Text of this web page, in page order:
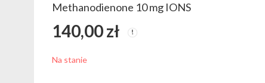
Methanodienone 10 mg IONS
140,00zł
Na stanie